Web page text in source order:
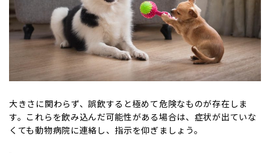
大きさに関わらず、誤飲すると極めて危険なものが存在しま
す。これらを飲み込んだ可能性がある場合は、症状が出ていな
くても動物病院に連絡し、指示を仰ぎましょう。